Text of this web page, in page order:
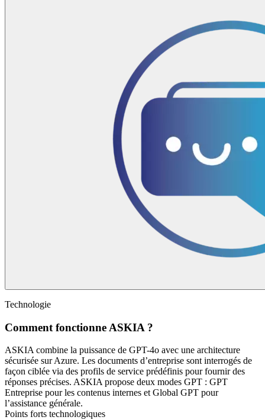
Technologie
Comment fonctionne ASKIA ?
ASKIA combine la puissance de GPT-4o avec une architecture
sécurisée sur Azure. Les documents d’entreprise sont interrogés de
façon ciblée via des profils de service prédéfinis pour fournir des
réponses précises. ASKIA propose deux modes GPT : GPT
Entreprise pour les contenus internes et Global GPT pour
l’assistance générale.
Points forts technologiques